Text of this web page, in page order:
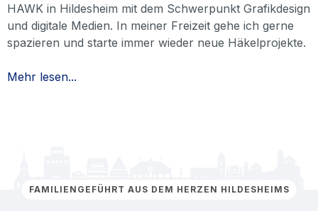
HAWK in Hildesheim mit dem Schwerpunkt Grafikdesign
und digitale Medien. In meiner Freizeit gehe ich gerne
spazieren und starte immer wieder neue Häkelprojekte.
Mehr lesen...
FAMILIENGEFÜHRT AUS DEM HERZEN HILDESHEIMS